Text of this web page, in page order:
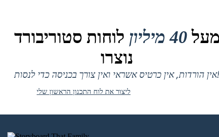
40 מיליון
לוחות סטוריבורד
נוצרו
אין הורדות, אין כרטיס אשראי ואין צורך בכניסה כדי לנסות!
ליצור את לוח התכנון הראשון שלי